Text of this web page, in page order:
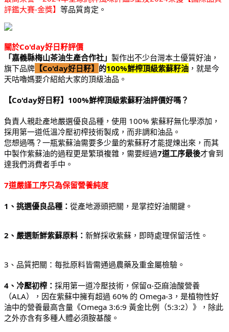
評鑑大賽-金獎】 等品質肯定。
關於Co'day好日籽評價
「嘉義縣梅山茶油生產合作社」 製作出不少台灣本土優質好油，
旗下品牌 【Co'day好日籽】 的100%鮮榨頂級紫蘇籽油 ，就是今
天咕嚕媽要介紹給大家的頂級油品。
【Co'day好日籽】100%鮮榨頂級紫蘇籽油評價好嗎？
負責人親赴產地嚴選優良品種，使用 100% 紫蘇籽無化學添加，
採用第一道低溫冷壓初榨技術製成，而非調和油品。
您想過嗎？一瓶紫蘇油需要多少量的紫蘇籽才能提煉出來，而其
中製作紫蘇油的過程更是繁瑣複雜，需要經過7道工序最後才會到
達我們消費者手中。
7道嚴謹工序只為保留營養純度
1、挑選優良品種： 從產地源頭把關，是掌控好油關鍵。
2、嚴選新鮮紫蘇原料： 新鮮採收紫蘇，即時處理保留活性。
3、品質把關：每批原料皆需通過農藥及重金屬檢驗。
4、冷壓初榨： 採用第一道冷壓技術，保留α-亞麻油酸營養
（ALA），因在紫蘇中擁有超過 60% 的 Omega-3，是植物性好
油中的營養最高含量《Omega 3:6:9 黃金比例（5:3:2）》，除此
之外亦含有多種人體必須胺基酸。